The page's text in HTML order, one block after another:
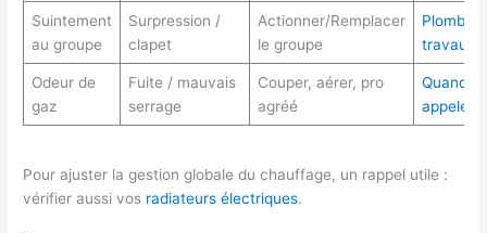
Suintement
au groupe
Surpression /
clapet
Actionner/Remplacer
le groupe
travaux
Odeur de
gaz
Fuite / mauvais
serrage
Couper, aérer, pro
agréé
Quand
appeler
Pour ajuster la gestion globale du chauffage, un rappel utile :
vérifier aussi vos radiateurs électriques.